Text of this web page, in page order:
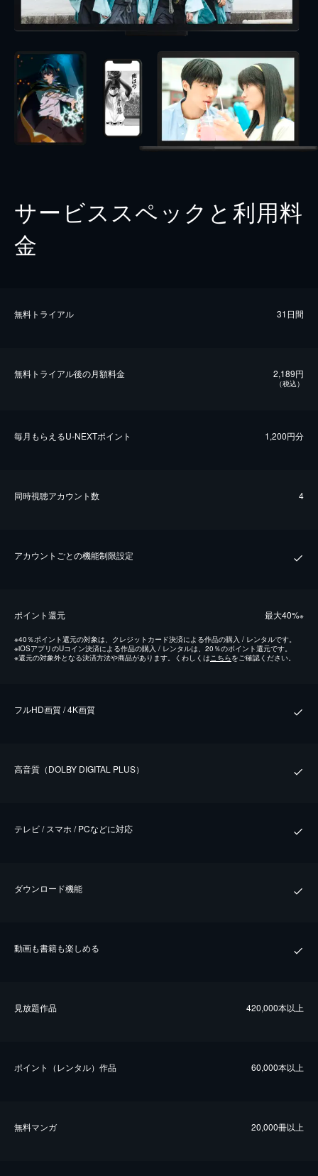
サービススペックと利用料
金
無料トライアル 31日間
無料トライアル後の⽉額料金 2,189円
（税込）
毎⽉もらえるU-NEXTポイント 1,200円分
同時視聴アカウント数 4
アカウントごとの機能制限設定
ポイント還元 最⼤40%※
※40％ポイント還元の対象は、クレジットカード決済による作品の購入 / レンタルです。
※iOSアプリのUコイン決済による作品の購入 / レンタルは、20％のポイント還元です。
※還元の対象外となる決済方法や商品があります。くわしくは こちらをご確認ください。
フルHD画質 / 4K画質
⾼⾳質（DOLBY DIGITAL PLUS）
テレビ / スマホ / PCなどに対応
ダウンロード機能
動画も書籍も楽しめる
⾒放題作品 420,000本以上
ポイント（レンタル）作品 60,000本以上
無料マンガ 20,000冊以上